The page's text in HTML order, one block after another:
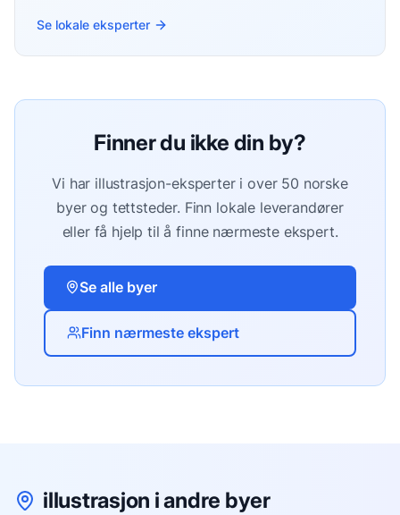
Se lokale eksperter
Finner du ikke din by?
Vi har illustrasjon-eksperter i over 50 norske
byer og tettsteder. Finn lokale leverandører
eller få hjelp til å finne nærmeste ekspert.
Se alle byer
Finn nærmeste ekspert
illustrasjon i andre byer